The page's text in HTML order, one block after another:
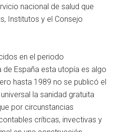
nacional de salud que
Institutos y el Consejo
en el periodo
España esta utopía es algo
hasta 1989 no se publicó el
la sanidad gratuita
por circunstancias
críticas, invectivas y